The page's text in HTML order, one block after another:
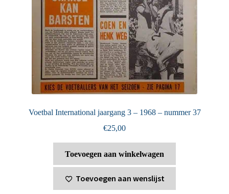
Voetbal International jaargang 3 – 1968 – nummer 37
€25,00
Toevoegen aan winkelwagen
Toevoegen aan wenslijst